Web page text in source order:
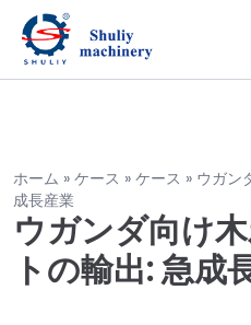
ホーム » ケース » ケース » ウガン
成長産業
ウガンダ向け
トの輸出: 急成